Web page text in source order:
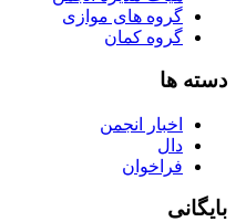
گروه های موازی
گروه کمان
دسته ها
اخبار انجمن
دال
فراخوان
بایگانی